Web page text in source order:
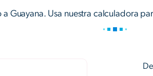
a Guayana. Usa nuestra calculadora